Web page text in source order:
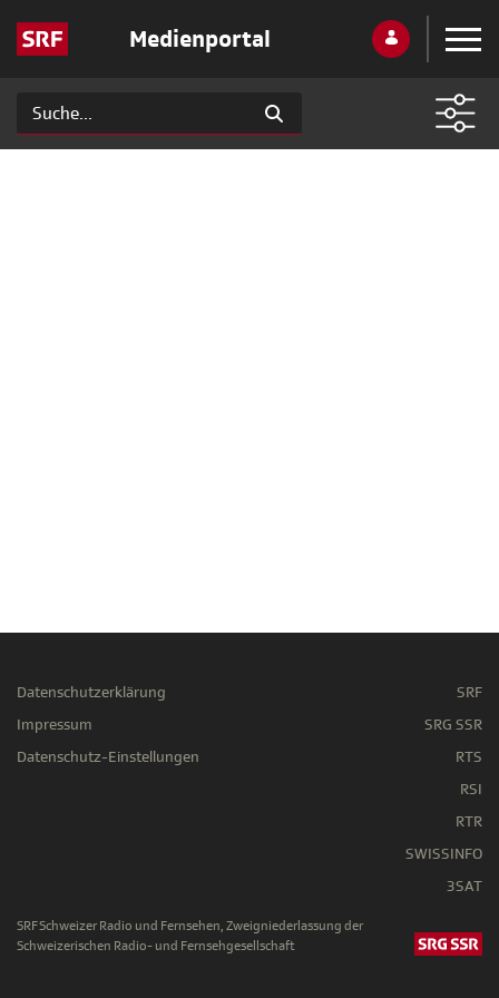
Medienportal
Datenschutzerklärung
Impressum
Datenschutz-Einstellungen
SRF
SRG SSR
RTS
RSI
RTR
SWISSINFO
3SAT
SRF Schweizer Radio und Fernsehen, Zweigniederlassung der
Schweizerischen Radio- und Fernsehgesellschaft